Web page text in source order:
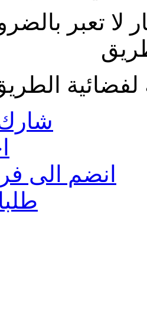
لا تعبر
انضم الى